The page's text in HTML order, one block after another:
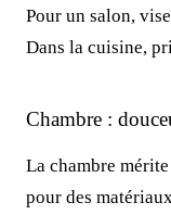
Pour un salon,
Dans la cuisine,
Chambre :
La chambre
pour des